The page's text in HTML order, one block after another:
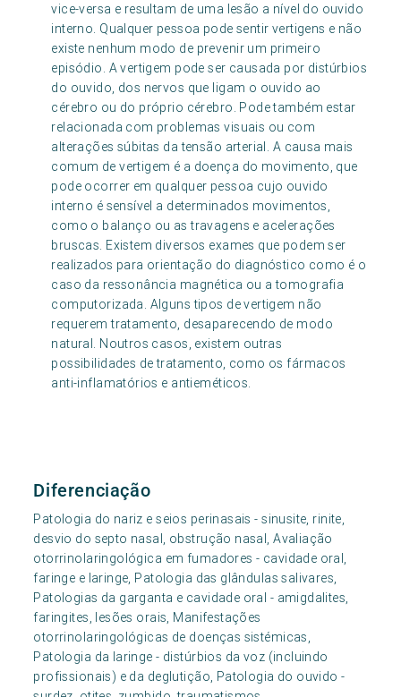
vice-versa e resultam de uma lesão a nível do ouvido
interno. Qualquer pessoa pode sentir vertigens e não
existe nenhum modo de prevenir um primeiro
episódio. A vertigem pode ser causada por distúrbios
do ouvido, dos nervos que ligam o ouvido ao
cérebro ou do próprio cérebro. Pode também estar
relacionada com problemas visuais ou com
alterações súbitas da tensão arterial. A causa mais
comum de vertigem é a doença do movimento, que
pode ocorrer em qualquer pessoa cujo ouvido
interno é sensível a determinados movimentos,
como o balanço ou as travagens e acelerações
bruscas. Existem diversos exames que podem ser
realizados para orientação do diagnóstico como é o
caso da ressonância magnética ou a tomografia
computorizada. Alguns tipos de vertigem não
requerem tratamento, desaparecendo de modo
natural. Noutros casos, existem outras
possibilidades de tratamento, como os fármacos
anti-inflamatórios e antieméticos.
Diferenciação
Patologia do nariz e seios perinasais - sinusite, rinite,
desvio do septo nasal, obstrução nasal, Avaliação
otorrinolaringológica em fumadores - cavidade oral,
faringe e laringe, Patologia das glândulas salivares,
Patologias da garganta e cavidade oral - amigdalites,
faringites, lesões orais, Manifestações
otorrinolaringológicas de doenças sistémicas,
Patologia da laringe - distúrbios da voz (incluindo
profissionais) e da deglutição, Patologia do ouvido -